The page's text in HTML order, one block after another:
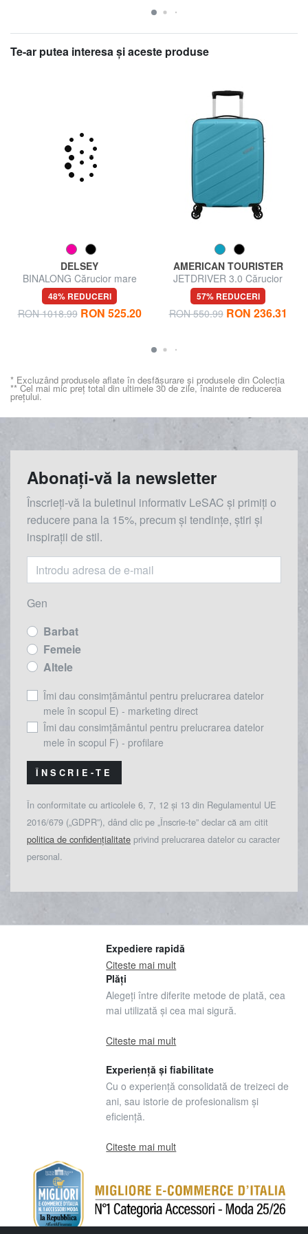
Te-ar putea interesa şi aceste produse
DELSEY
BINALONG Cărucior mare
48% REDUCERI
RON 1018.99 RON 525.20
AMERICAN TOURISTER
JETDRIVER 3.0 Cărucior
pentru bagaje de mână
57% REDUCERI
RON 550.99 RON 236.31
* Excluzând produsele aflate în desfășurare și produsele din Colecția
** Cel mai mic preț total din ultimele 30 de zile, înainte de reducerea
prețului.
Abonați-vă la newsletter
Înscrieți-vă la buletinul informativ LeSAC și primiți o
reducere pana la 15%, precum și tendințe, știri și
inspirații de stil.
Gen
Barbat
Femeie
Altele
Îmi dau consimțământul pentru prelucrarea datelor
mele în scopul E) - marketing direct
Îmi dau consimțământul pentru prelucrarea datelor
mele în scopul F) - profilare
ÎNSCRIE-TE
În conformitate cu articolele 6, 7, 12 și 13 din Regulamentul UE
2016/679 („GDPR”), dând clic pe „Înscrie-te” declar că am citit
politica de confidențialitate privind prelucrarea datelor cu caracter
personal.
Expediere rapidă
Citeste mai mult
Plăți
Alegeți între diferite metode de plată, cea
mai utilizată și cea mai sigură.
Citeste mai mult
Experiență și fiabilitate
Cu o experiență consolidată de treizeci de
ani, sau istorie de profesionalism și
eficiență.
Citeste mai mult